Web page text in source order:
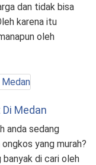
dan tidak bisa
karena itu
oleh
Medan
anda sedang
yang murah?
banyak di cari oleh